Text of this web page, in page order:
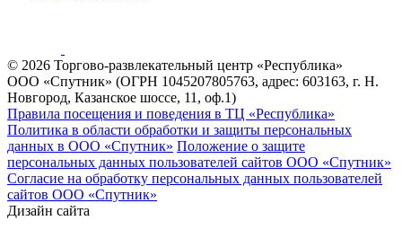
© 2026 Торгово-развлекательный центр «Республика»
ООО «Спутник» (ОГРН 1045207805763, адрес: 603163, г. Н.
Новгород, Казанское шоссе, 11, оф.1)
Правила посещения и поведения в ТЦ «Республика»
Политика в области обработки и защиты персональных
данных в ООО «Спутник» Положение о защите
персональных данных пользователей сайтов ООО «Спутник»
Согласие на обработку персональных данных пользователей
сайтов ООО «Спутник»
Дизайн сайта